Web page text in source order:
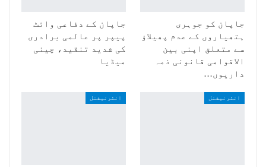
جاپان کو جوہری
ہتھیاروں کے عدم پھیلاؤ
سے متعلق اپنی بین
الاقوامی قانونی ذمہ
داریوں…
جاپان کے دفاعی وائٹ
پیپر پر عالمی برادری
کی شدید تنقید، چینی
میڈیا
انٹرنیشنل انٹرنیشنل